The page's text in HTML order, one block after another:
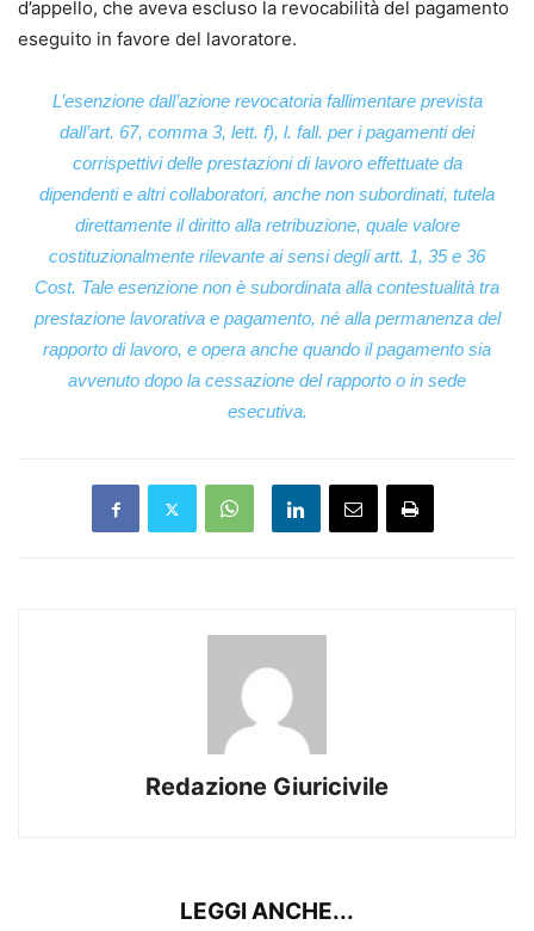
d’appello, che aveva escluso la revocabilità del pagamento
eseguito in favore del lavoratore.
L’esenzione dall’azione revocatoria fallimentare prevista
dall’art. 67, comma 3, lett. f), l. fall. per i pagamenti dei
corrispettivi delle prestazioni di lavoro effettuate da
dipendenti e altri collaboratori, anche non subordinati, tutela
direttamente il diritto alla retribuzione, quale valore
costituzionalmente rilevante ai sensi degli artt. 1, 35 e 36
Cost. Tale esenzione non è subordinata alla contestualità tra
prestazione lavorativa e pagamento, né alla permanenza del
rapporto di lavoro, e opera anche quando il pagamento sia
avvenuto dopo la cessazione del rapporto o in sede
esecutiva.
Redazione Giuricivile
LEGGI ANCHE...